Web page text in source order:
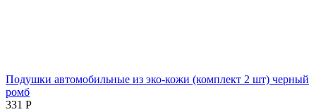
Подушки автомобильные из эко-кожи (комплект 2 шт) черный
ромб
‍331‍ Р